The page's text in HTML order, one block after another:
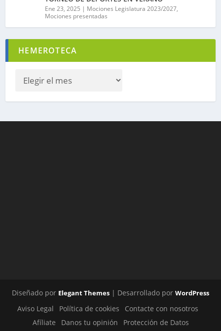
Ene 23, 2025 | Mociones Legislatura 2023/2027,
Mociones presentadas
HEMEROTECA
Diseñado por Elegant Themes | Desarrollado por WordPress
Aviso Legal Política de cookies
Contacte con nosotros
Afíliate
Danos tu opinión Protección de Datos